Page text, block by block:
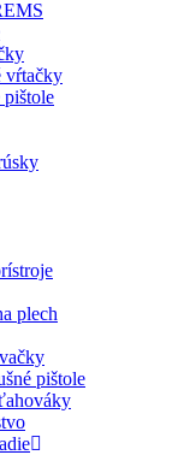
vŕtačky
plech
pištole